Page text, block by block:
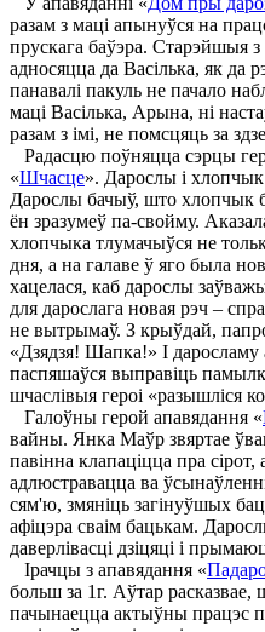
разам з маці апынуўся на
прускага баўэра. Старэйшыя
адносяцца да Васілька, як да
панавалі пакуль не пачало
маці Васілька, Арына, ні
разам з імі, не помсцяць за
Радасцю поўняцца сэрцы
«Шчасце». Дарослы і хлопчык
Дарослы бачыў, што хлопчык
ён зразумеў па-свойму.
хлопчыка тлумачыўся не
дня, а на галаве ў яго была
хацелася, каб дарослы
для дарослага новая рэч –
не вытрымаў. З крыўдай,
«Дзядзя! Шапка!» І даросламу
паспяшаўся выправіць
шчаслівыя героі «разышліся
Галоўны герой апавядання «
вайны. Янка Маўр звяртае
павінна клапаціцца пра
адлюстравацца ва
сям'ю, змяніць загінуўшых
афіцэра сваім бацькам.
даверлівасці дзіцяці і
Ірачцы з апавядання «
больш за 1г. Аўтар расказвае,
пачынаецца актыўны працэс